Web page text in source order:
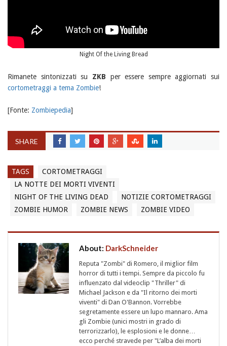
Night Of the Living Bread
Rimanete sintonizzati su ZKB per essere sempre aggiornati sui
cortometraggi a tema Zombie!
[Fonte: Zombiepedia]
SHARE
TAGS
CORTOMETRAGGI
LA NOTTE DEI MORTI VIVENTI
NIGHT OF THE LIVING DEAD
NOTIZIE CORTOMETRAGGI
ZOMBIE HUMOR
ZOMBIE NEWS ZOMBIE VIDEO
About: DarkSchneider
Reputa "Zombi" di Romero, il miglior film
horror di tutti i tempi. Sempre da piccolo fu
influenzato dal videoclip "Thriller" di
Michael Jackson e da "Il ritorno dei morti
viventi" di Dan O'Bannon. Vorrebbe
segretamente essere un lupo mannaro. Ama
gli Zombie (unici mostri in grado di
terrorizzarlo), le esplosioni e le donne…
ecco perché stravede per "L’alba dei morti